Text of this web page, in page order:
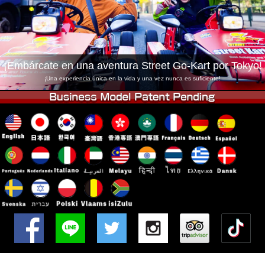
Tokyo Shinagawa Tokyo Akihabara#1
Tokyo Akihabara#2 Tokyo Shibuya
Tokyo Shibuya Annex Tokyo Bay
Tokyo Asakusa Osaka
Okinawa
¡Embárcate en una aventura Street Go-Kart por Tokyo!
¡Una experiencia única en la vida y una vez nunca es suficiente!